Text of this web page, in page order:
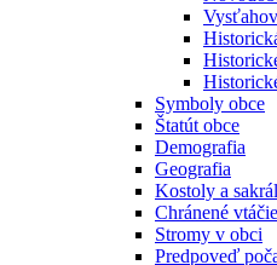
Symboly obce
Štatút obce
Demografia
Geografia
Kostoly a
Chránené
Stromy v obci
Predpoveď